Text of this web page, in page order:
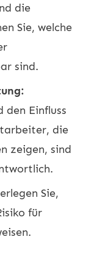
die
Sie, welche
sind.
den Einfluss
die
zeigen, sind
Sie,
für